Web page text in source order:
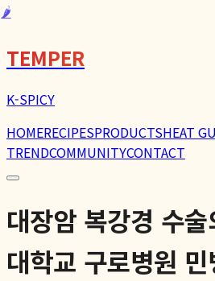
🌶️
TEMPER
K-SPICY
HOMERECIPESPRODUCTSHEAT
TRENDCOMMUNITYCONTACT
대장암 복강경 수
대학교 구로병원